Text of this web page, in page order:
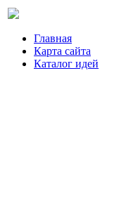
Главная
Карта сайта
Каталог идей